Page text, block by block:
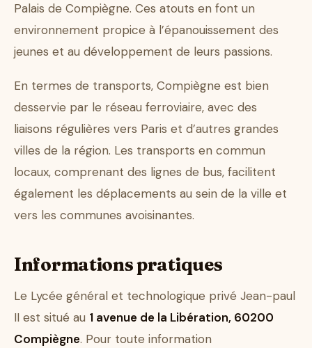
Palais de Compiègne. Ces atouts en font un
environnement propice à l’épanouissement des
jeunes et au développement de leurs passions.
En termes de transports, Compiègne est bien
desservie par le réseau ferroviaire, avec des
liaisons régulières vers Paris et d’autres grandes
villes de la région. Les transports en commun
locaux, comprenant des lignes de bus, facilitent
également les déplacements au sein de la ville et
vers les communes avoisinantes.
Informations pratiques
Le Lycée général et technologique privé Jean-paul
II est situé au 1 avenue de la Libération, 60200
Compiègne. Pour toute information